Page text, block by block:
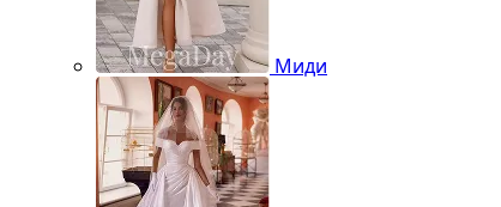
Миди